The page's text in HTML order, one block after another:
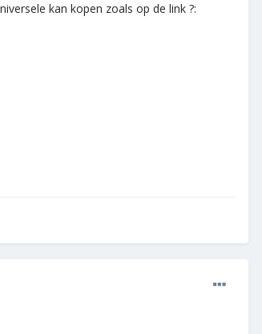
kan kopen zoals op de link ?: